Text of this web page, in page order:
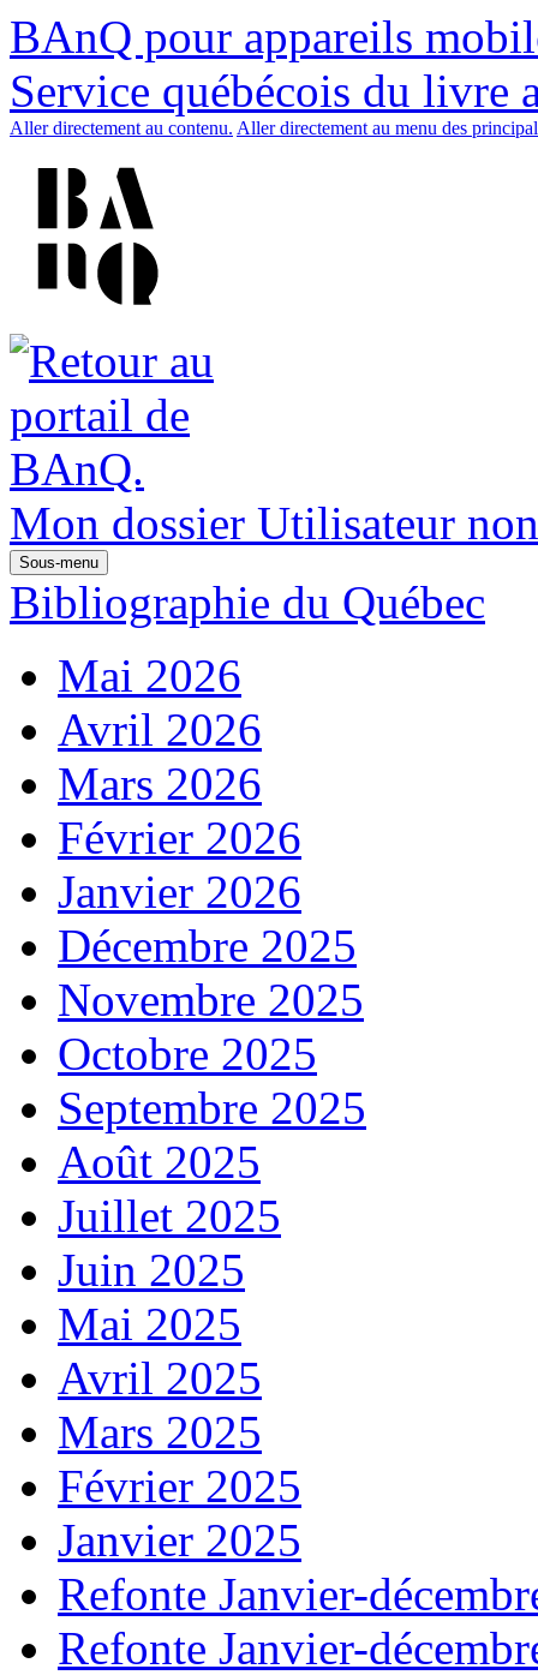
BAnQ pour appareils
Service québécois du livre
Aller directement au contenu. Aller directement au menu des
Mon dossier Utilisateur
Sous-menu
Bibliographie du Québec
Mai 2026
Avril 2026
Mars 2026
Février 2026
Janvier 2026
Décembre 2025
Novembre 2025
Octobre 2025
Septembre 2025
Août 2025
Juillet 2025
Juin 2025
Mai 2025
Avril 2025
Mars 2025
Février 2025
Janvier 2025
Refonte Janvier-
Refonte Janvier-